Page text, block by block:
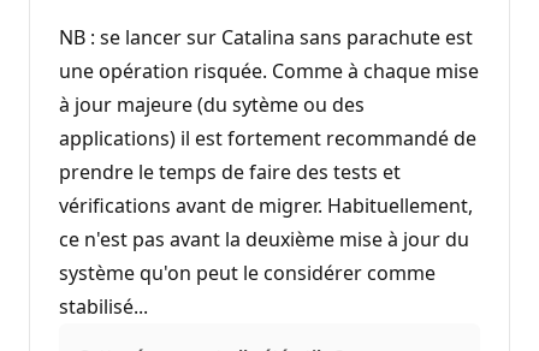
NB : se lancer sur Catalina sans parachute est
une opération risquée. Comme à chaque mise
à jour majeure (du sytème ou des
applications) il est fortement recommandé de
prendre le temps de faire des tests et
vérifications avant de migrer. Habituellement,
ce n'est pas avant la deuxième mise à jour du
système qu'on peut le considérer comme
stabilisé...